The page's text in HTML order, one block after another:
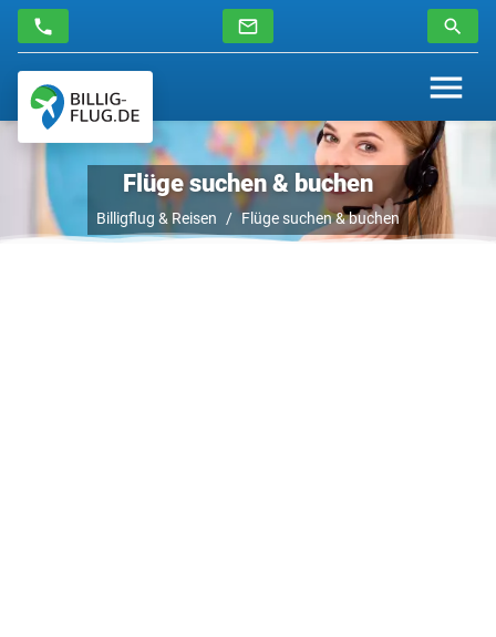
Flüge suchen & buchen
Billigflug & Reisen Flüge suchen & buchen